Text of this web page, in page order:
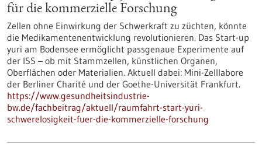
für die kommerzielle Forschung
Zellen ohne Einwirkung der Schwerkraft zu züchten, könnte
die Medikamentenentwicklung revolutionieren. Das Start-up
yuri am Bodensee ermöglicht passgenaue Experimente auf
der ISS – ob mit Stammzellen, künstlichen Organen,
Oberflächen oder Materialien. Aktuell dabei: Mini-Zelllabore
der Berliner Charité und der Goethe-Universität Frankfurt.
https://www.gesundheitsindustrie-
bw.de/fachbeitrag/aktuell/raumfahrt-start-yuri-
schwerelosigkeit-fuer-die-kommerzielle-forschung